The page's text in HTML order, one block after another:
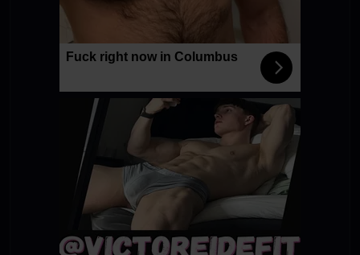
Fuck right now in Columbus